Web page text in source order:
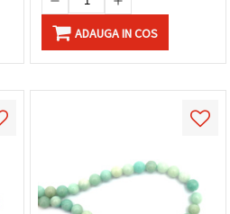
ADAUGA IN COS